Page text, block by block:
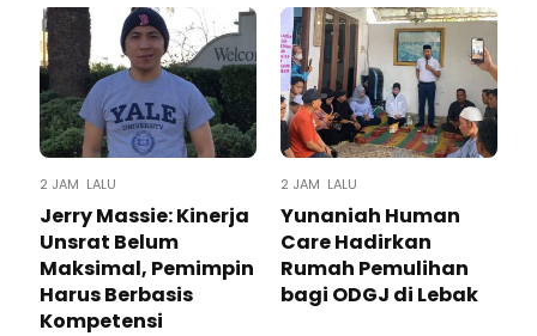
2 JAM LALU
Jerry Massie: Kinerja
Unsrat Belum
Maksimal, Pemimpin
Harus Berbasis
Kompetensi
2 JAM LALU
Yunaniah Human
Care Hadirkan
Rumah Pemulihan
bagi ODGJ di Lebak